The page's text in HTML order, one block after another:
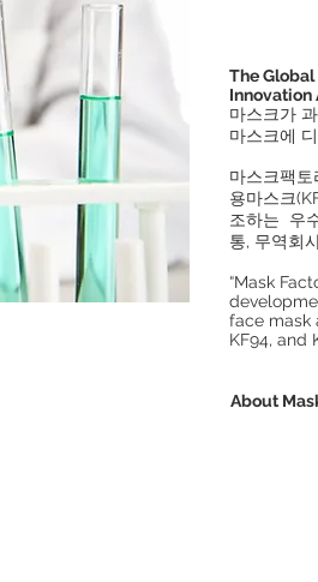
The
Innovation
마스크가
마스크에
마스크팩
용마스크
조하는 우
통, 무역회
“Mask
face mask
KF94, and
About